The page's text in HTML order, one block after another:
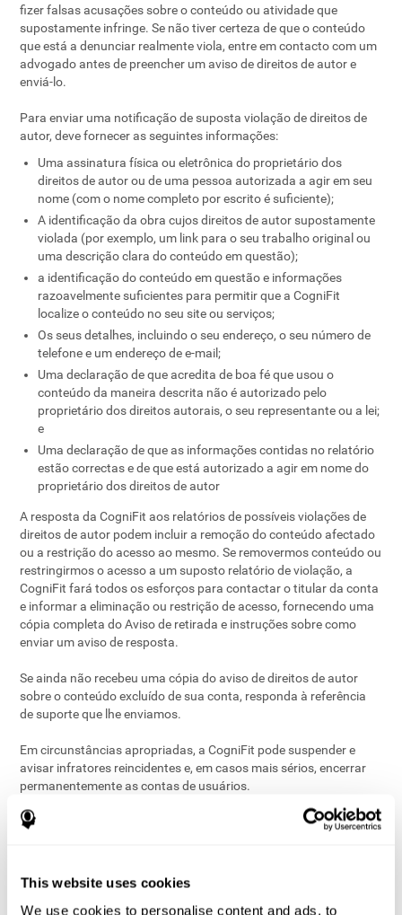
This website uses cookies
We use cookies to personalise content and ads, to
fizer falsas acusações sobre o conteúdo ou atividade que
supostamente infringe. Se não tiver certeza de que o conteúdo
que está a denunciar realmente viola, entre em contacto com um
advogado antes de preencher um aviso de direitos de autor e
enviá-lo.
Para enviar uma notificação de suposta violação de direitos de
autor, deve fornecer as seguintes informações:
Uma assinatura física ou eletrônica do proprietário dos
direitos de autor ou de uma pessoa autorizada a agir em seu
nome (com o nome completo por escrito é suficiente);
A identificação da obra cujos direitos de autor supostamente
violada (por exemplo, um link para o seu trabalho original ou
uma descrição clara do conteúdo em questão);
a identificação do conteúdo em questão e informações
razoavelmente suficientes para permitir que a CogniFit
localize o conteúdo no seu site ou serviços;
Os seus detalhes, incluindo o seu endereço, o seu número de
telefone e um endereço de e-mail;
Uma declaração de que acredita de boa fé que usou o
conteúdo da maneira descrita não é autorizado pelo
proprietário dos direitos autorais, o seu representante ou a lei;
e
Uma declaração de que as informações contidas no relatório
estão correctas e de que está autorizado a agir em nome do
proprietário dos direitos de autor
A resposta da CogniFit aos relatórios de possíveis violações de
direitos de autor podem incluir a remoção do conteúdo afectado
ou a restrição do acesso ao mesmo. Se removermos conteúdo ou
restringirmos o acesso a um suposto relatório de violação, a
CogniFit fará todos os esforços para contactar o titular da conta
e informar a eliminação ou restrição de acesso, fornecendo uma
cópia completa do Aviso de retirada e instruções sobre como
enviar um aviso de resposta.
Se ainda não recebeu uma cópia do aviso de direitos de autor
sobre o conteúdo excluído de sua conta, responda à referência
de suporte que lhe enviamos.
Em circunstâncias apropriadas, a CogniFit pode suspender e
avisar infratores reincidentes e, em casos mais sérios, encerrar
permanentemente as contas de usuários.
3. Envie um aviso de resposta em
autor
Se acredita que o material informado no aviso de direitos de